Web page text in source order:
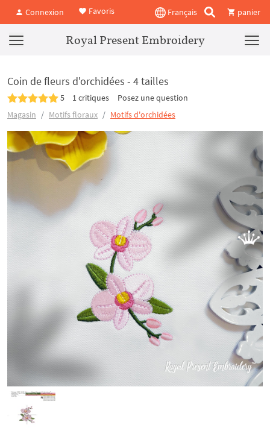
Connexion Favoris Français panier
Royal Present Embroidery
Coin de fleurs d'orchidées - 4 tailles
5 1 critiques
Posez une question
Magasin
Motifs floraux Motifs d'orchidées